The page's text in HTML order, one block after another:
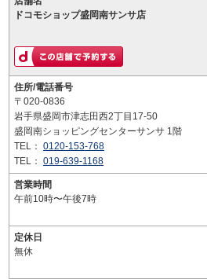
ドコモショップ盛岡南サンサ店
住所/電話番号
〒020-0836
岩手県盛岡市津志田西2丁目17-50
盛岡南ショッピングセンターサンサ 1階
TEL： 0120-153-768
TEL： 019-639-1168
営業時間
午前10時〜午後7時
定休日
無休